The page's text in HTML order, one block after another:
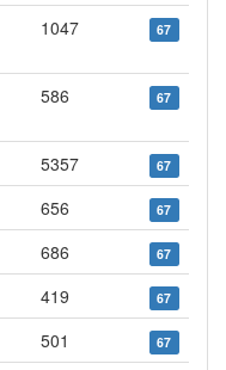
1047 67
586 67
5357 67
656 67
686 67
419 67
501 67